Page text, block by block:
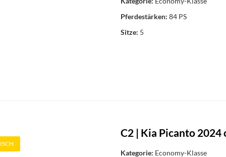
Pferdestärken: 84 PS
Sitze: 5
C2 | Kia Picanto 2024
Kategorie: Economy-Klasse